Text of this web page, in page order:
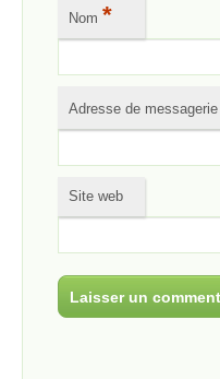
Nom *
Adresse de messagerie
Site web